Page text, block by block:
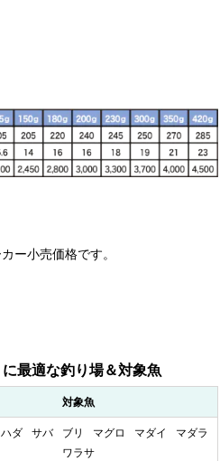
ー小売価格です。
最適な釣り場＆対象魚
対象魚
ダ サバ ブリ マグロ マダイ
マダラ
ワラサ